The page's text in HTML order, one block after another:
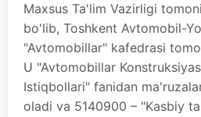
Maxsus Ta'lim Vazirligi
bo'lib, Toshkent Avtomobil-
"Avtomobillar" kafedrasi
U "Avtomobillar
Istiqbollari" fanidan
oladi va 5140900 – "Kasbiy